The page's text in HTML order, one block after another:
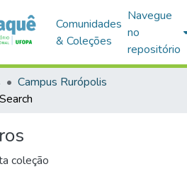
Comunidades
& Coleções
Navegue
no
repositório
Campus Rurópolis
Search
coleção